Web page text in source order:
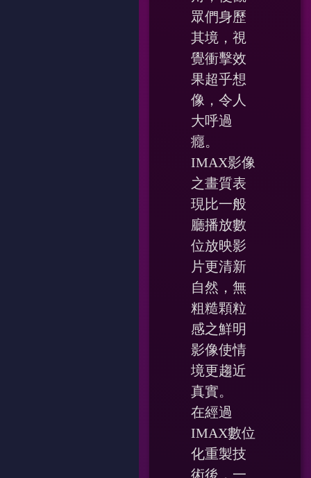
眾們身歷
其境，視
覺衝擊效
果超乎想
像，令人
大呼過
癮。
IMAX影像
之畫質表
現比一般
廳播放數
位放映影
片更清新
自然，無
粗糙顆粒
感之鮮明
影像使情
境更趨近
真實。
在經過
IMAX數位
化重製技
術後，一